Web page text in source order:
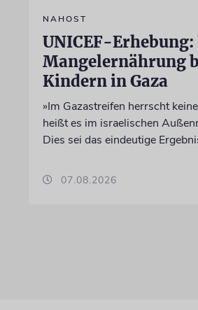
NAHOST
UNICEF-Erhebung:
Mangelernährung
Kindern in Gaza
»Im Gazastreifen herrscht
heißt es im israelischen
Dies sei das eindeutige
07.08.2026